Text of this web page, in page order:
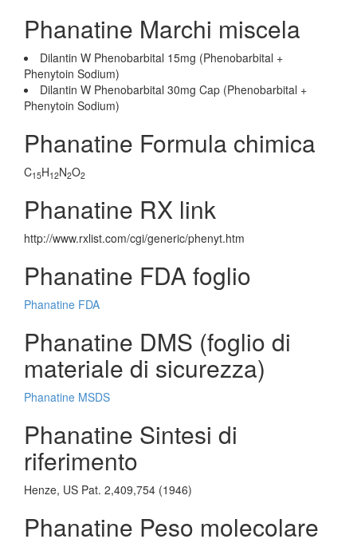
Phanatine Marchi miscela
Dilantin W Phenobarbital 15mg (Phenobarbital +
Phenytoin Sodium)
Dilantin W Phenobarbital 30mg Cap (Phenobarbital +
Phenytoin Sodium)
Phanatine Formula chimica
C15H12N2O2
Phanatine RX link
http://www.rxlist.com/cgi/generic/phenyt.htm
Phanatine FDA foglio
Phanatine FDA
Phanatine DMS (foglio di
materiale di sicurezza)
Phanatine MSDS
Phanatine Sintesi di
riferimento
Henze, US Pat. 2,409,754 (1946)
Phanatine Peso molecolare